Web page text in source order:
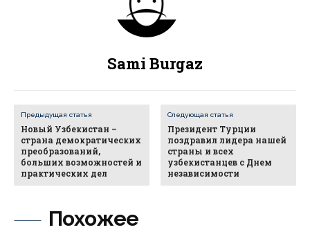
Похожее
Sami Burgaz
Предыдущая статья
Новый Узбекистан –
страна демократических
преобразований,
больших возможностей и
практических дел
Следующая статья
Президент Турции
поздравил лидера нашей
страны и всех
узбекистанцев с Днем
независимости